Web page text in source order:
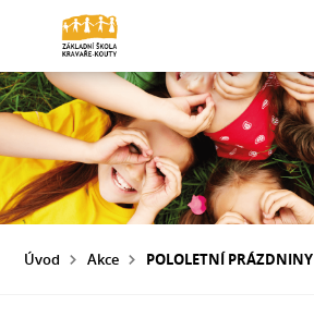
Úvod Akce POLOLETNÍ PRÁZDNINY